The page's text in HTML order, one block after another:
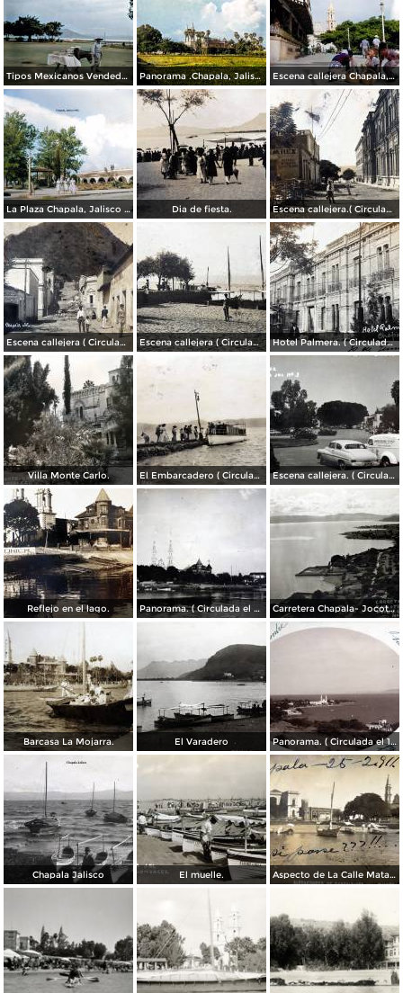
Tipos Mexicanos Vendedor de dulces Chapala, Jalisco 1961. Panorama .Chapala, Jalisco 1961. Escena callejera Chapala, Jalisco 1961..
La Plaza Chapala, Jalisco 1961. Dia de fiesta. Escena callejera.( Circulada el 3 de Marzo de 1909 ).
Escena callejera ( Circulada el 22 de marzo de 1908 ). Escena callejera ( Circulada el 19 de Diciembre de 1908 ).. Hotel Palmera. ( Circulada el 30 de Junio de 1909 ).
Villa Monte Carlo. El Embarcadero ( Circulada el 7 de Marzo de 1907 ). Escena callejera. ( Circulada el 28 de Mayo de 1955 ).
Reflejo en el lago. Panorama. ( Circulada el 21 de Abril de 1924 ). Carretera Chapala- Jocotepec.
Barcasa La Mojarra. El Varadero Panorama. ( Circulada el 17 de Diciembre de 1906 ).
Chapala Jalisco El muelle. Aspecto de La Calle Matamoros ( Circulada el 25 de Febrero de 1911 ).